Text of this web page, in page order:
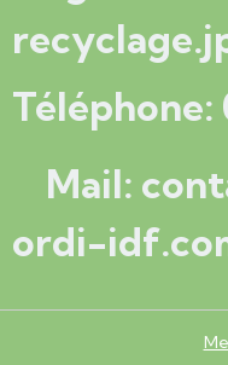
Téléphone:
Mail:
ordi-